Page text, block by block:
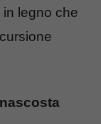
legno che